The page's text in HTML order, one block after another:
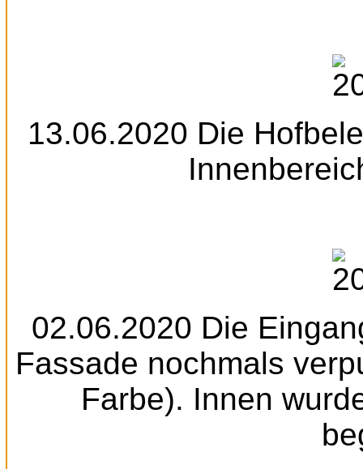
13.06.2020 Die
02.06.2020 Die
Fassade nochmals
Farbe). Innen